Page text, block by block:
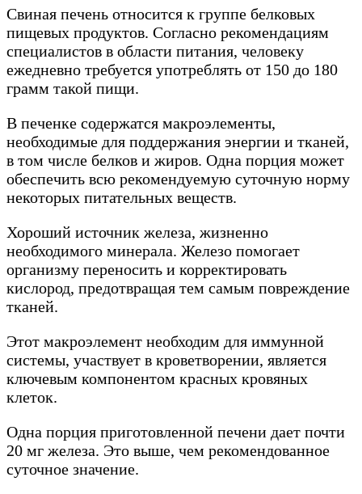
Свиная печень относится к группе белковых
пищевых продуктов. Согласно рекомендациям
специалистов в области питания, человеку
ежедневно требуется употреблять от 150 до 180
грамм такой пищи.
В печенке содержатся макроэлементы,
необходимые для поддержания энергии и тканей,
в том числе белков и жиров. Одна порция может
обеспечить всю рекомендуемую суточную норму
некоторых питательных веществ.
Хороший источник железа, жизненно
необходимого минерала. Железо помогает
организму переносить и корректировать
кислород, предотвращая тем самым повреждение
тканей.
Этот макроэлемент необходим для иммунной
системы, участвует в кроветворении, является
ключевым компонентом красных кровяных
клеток.
Одна порция приготовленной печени дает почти
20 мг железа. Это выше, чем рекомендованное
суточное значение.